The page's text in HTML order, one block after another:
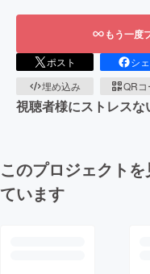
もう一度
ポスト シ
埋め込み
QRコ
視聴者様にストレスな
このプロジェクト
ています